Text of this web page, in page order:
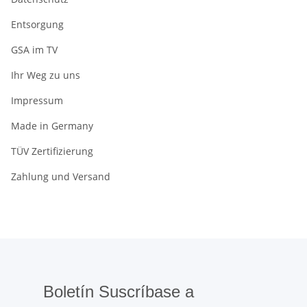
Entsorgung
GSA im TV
Ihr Weg zu uns
Impressum
Made in Germany
TÜV Zertifizierung
Zahlung und Versand
Boletín Suscríbase a